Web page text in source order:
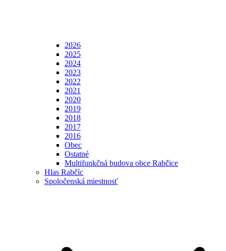
2026
2025
2024
2023
2022
2021
2020
2019
2018
2017
2016
Obec
Ostatné
Multifunkčná budova obce Rabčice
Hlas Rabčíc
Spoločenská miestnosť